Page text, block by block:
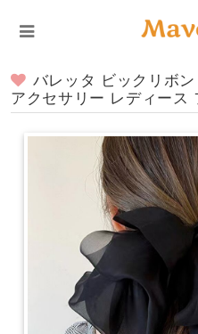
バレッタ ビックリボ
アクセサリー レディース